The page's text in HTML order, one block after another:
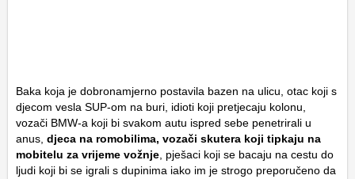
Baka koja je dobronamjerno postavila bazen na ulicu, otac koji s
djecom vesla SUP-om na buri, idioti koji pretjecaju kolonu,
vozači BMW-a koji bi svakom autu ispred sebe penetrirali u
anus, djeca na romobilima, vozači skutera koji tipkaju na
mobitelu za vrijeme vožnje , pješaci koji se bacaju na cestu do
ljudi koji bi se igrali s dupinima iako im je strogo preporučeno da